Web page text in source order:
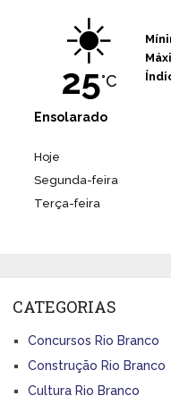
☀️
25°C
Ensolarado
Hoje
Segunda-feira
Terça-feira
CATEGORIAS
Concursos Rio Branco
Construção Rio Branco
Cultura Rio Branco